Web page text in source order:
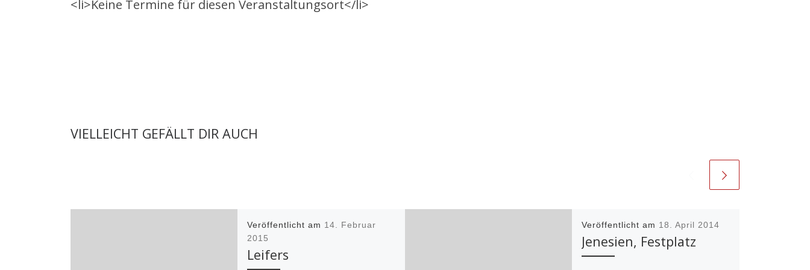
<li>Keine Termine für diesen Veranstaltungsort</li>
VIELLEICHT GEFÄLLT DIR AUCH
Veröffentlicht am 14. Februar
2015
Leifers
Veröffentlicht am 18. April 2014
Jenesien, Festplatz